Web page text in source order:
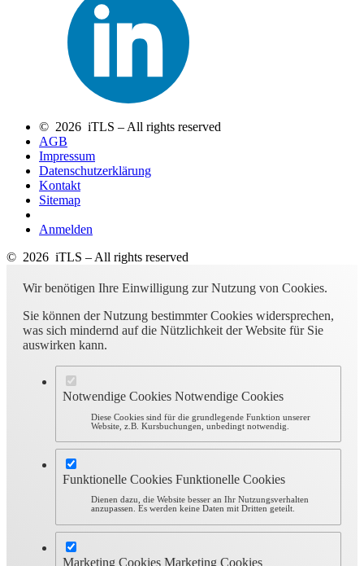
© 2026 iTLS – All rights reserved
AGB
Impressum
Datenschutzerklärung
Kontakt
Sitemap
Anmelden
© 2026 iTLS – All rights reserved
Wir benötigen Ihre Einwilligung zur Nutzung von Cookies.
Sie können der Nutzung bestimmter Cookies widersprechen,
was sich mindernd auf die Nützlichkeit der Website für Sie
auswirken kann.
Notwendige Cookies Notwendige Cookies
Diese Cookies sind für die grundlegende Funktion unserer
Website, z.B. Kursbuchungen, unbedingt notwendig.
Funktionelle Cookies Funktionelle Cookies
Dienen dazu, die Website besser an Ihr Nutzungsverhalten
anzupassen. Es werden keine Daten mit Dritten geteilt.
Marketing Cookies Marketing Cookies